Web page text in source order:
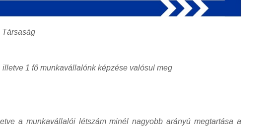
Társaság
1 fő munkavállalónk képzése valósul meg
a munkavállalói létszám minél nagyobb arányú megtartása a